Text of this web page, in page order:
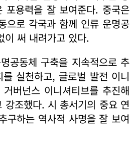
포용력을 잘 보여준다. 중국은
으로 각국과 함께 인류 운명공
이 써 내려가고 있다.
공동체 구축을 지속적으로 추
를 실천하고, 글로벌 발전 이니
버넌스 이니셔티브를 추진해
조했다. 시 총서기의 중요 연
구하는 역사적 사명을 잘 보여